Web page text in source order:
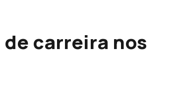
carreira nos